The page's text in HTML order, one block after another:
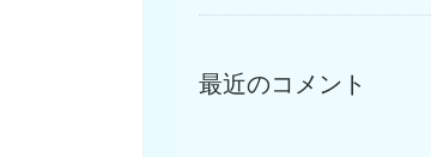
最近のコメント